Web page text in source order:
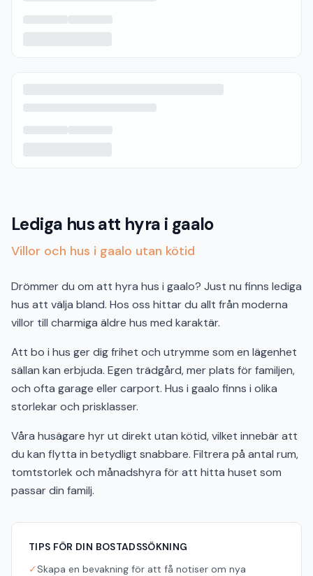
Lediga hus att hyra i gaalo
Villor och hus i gaalo utan kötid
Drömmer du om att hyra hus i gaalo? Just nu finns lediga
hus att välja bland. Hos oss hittar du allt från moderna
villor till charmiga äldre hus med karaktär.
Att bo i hus ger dig frihet och utrymme som en lägenhet
sällan kan erbjuda. Egen trädgård, mer plats för familjen,
och ofta garage eller carport. Hus i gaalo finns i olika
storlekar och prisklasser.
Våra husägare hyr ut direkt utan kötid, vilket innebär att
du kan flytta in betydligt snabbare. Filtrera på antal rum,
tomtstorlek och månadshyra för att hitta huset som
passar din familj.
TIPS FÖR DIN BOSTADSSÖKNING
✓Skapa en bevakning för att få notiser om nya